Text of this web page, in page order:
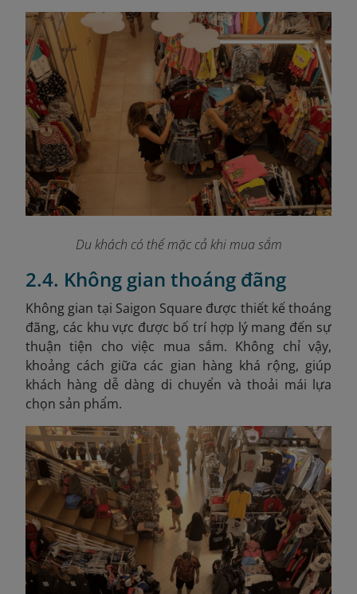
Du khách có thể mặc cả khi mua sắm
2.4. Không gian thoáng đãng
Không gian tại Saigon Square được thiết kế thoáng
đãng, các khu vực được bố trí hợp lý mang đến sự
thuận tiện cho việc mua sắm. Không chỉ vậy,
khoảng cách giữa các gian hàng khá rộng, giúp
khách hàng dễ dàng di chuyển và thoải mái lựa
chọn sản phẩm.